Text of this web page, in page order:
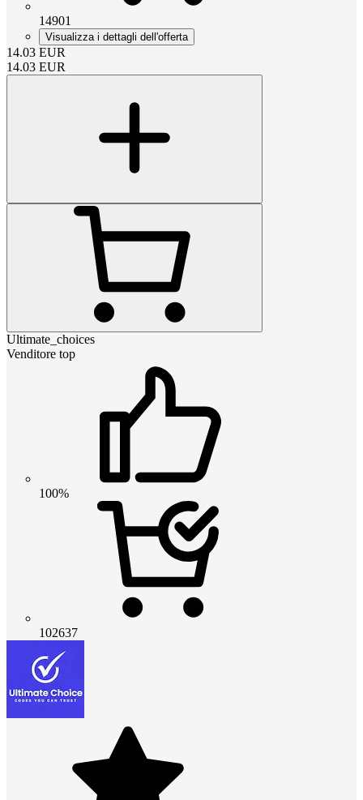
14901
Visualizza i dettagli dell'offerta
14.03 EUR
14.03 EUR
Ultimate_choices
Venditore top
100%
102637